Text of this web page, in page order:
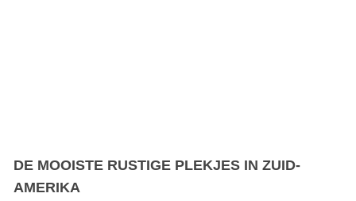
DE MOOISTE RUSTIGE PLEKJES IN ZUID-
AMERIKA